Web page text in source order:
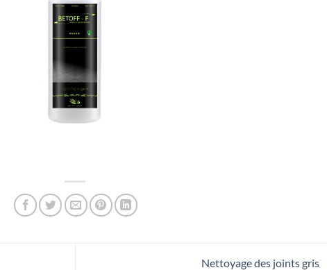
Nettoyage des joints gris